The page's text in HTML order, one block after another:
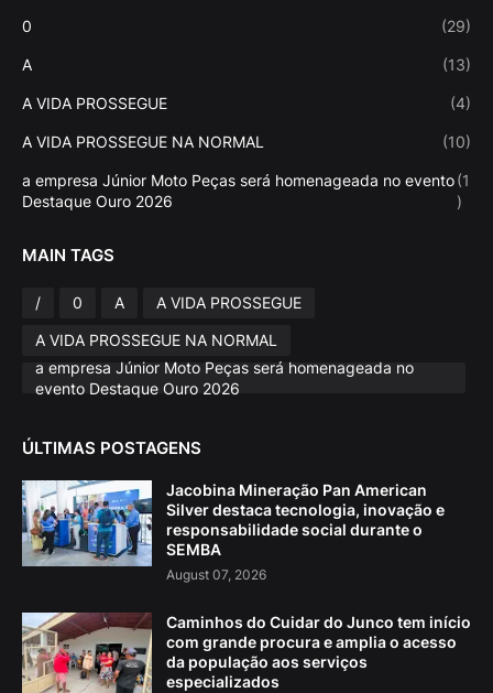
0 (29)
A (13)
A VIDA PROSSEGUE (4)
A VIDA PROSSEGUE NA NORMAL (10)
a empresa Júnior Moto Peças será homenageada no evento
Destaque Ouro 2026
(1
)
MAIN TAGS
/ 0 A
A VIDA PROSSEGUE
A VIDA PROSSEGUE NA NORMAL
a empresa Júnior Moto Peças será homenageada no
evento Destaque Ouro 2026
ÚLTIMAS POSTAGENS
Jacobina Mineração Pan American
Silver destaca tecnologia, inovação e
responsabilidade social durante o
SEMBA
August 07, 2026
Caminhos do Cuidar do Junco tem início
com grande procura e amplia o acesso
da população aos serviços
especializados